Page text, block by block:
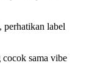
perhatikan label
sama vibe